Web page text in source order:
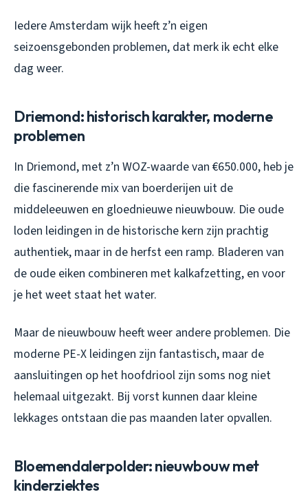
Iedere Amsterdam wijk heeft z’n eigen
seizoensgebonden problemen, dat merk ik echt elke
dag weer.
Driemond: historisch karakter, moderne
problemen
In Driemond, met z’n WOZ-waarde van €650.000, heb je
die fascinerende mix van boerderijen uit de
middeleeuwen en gloednieuwe nieuwbouw. Die oude
loden leidingen in de historische kern zijn prachtig
authentiek, maar in de herfst een ramp. Bladeren van
de oude eiken combineren met kalkafzetting, en voor
je het weet staat het water.
Maar de nieuwbouw heeft weer andere problemen. Die
moderne PE-X leidingen zijn fantastisch, maar de
aansluitingen op het hoofdriool zijn soms nog niet
helemaal uitgezakt. Bij vorst kunnen daar kleine
lekkages ontstaan die pas maanden later opvallen.
Bloemendalerpolder: nieuwbouw met
kinderziektes